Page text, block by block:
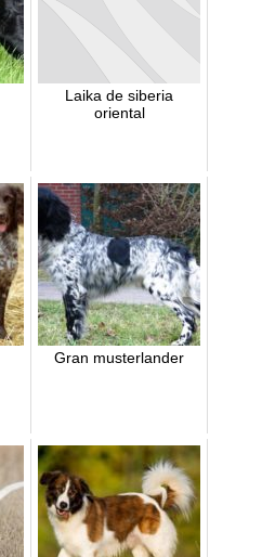
Laika de siberia
oriental
Gran musterlander